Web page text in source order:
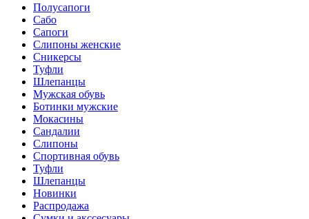
Полусапоги
Сабо
Сапоги
Слипоны женские
Сникерсы
Туфли
Шлепанцы
Мужская обувь
Ботинки мужские
Мокасины
Сандалии
Слипоны
Спортивная обувь
Туфли
Шлепанцы
Новинки
Распродажа